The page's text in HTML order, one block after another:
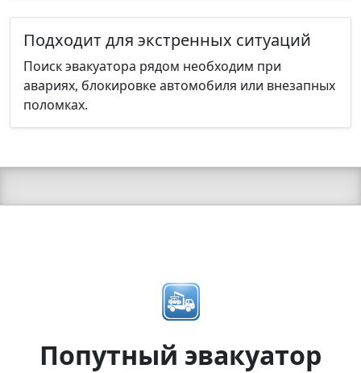
Подходит для экстренных ситуаций
Поиск эвакуатора рядом необходим при
авариях, блокировке автомобиля или внезапных
поломках.
Попутный эвакуатор